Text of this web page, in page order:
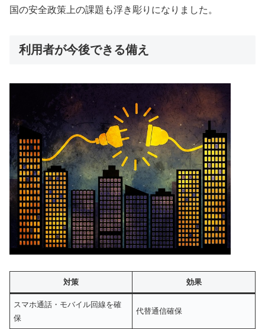
国の安全政策上の課題も浮き彫りになりました。
利用者が今後できる備え
対策 効果
スマホ通話・モバイル回線を確
保
代替通信確保